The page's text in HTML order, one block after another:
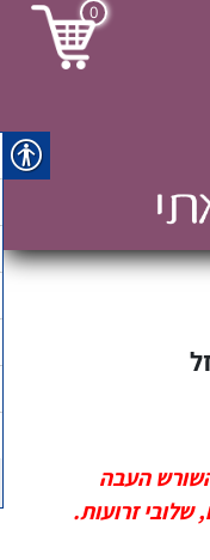
0
העבה
זרועות.